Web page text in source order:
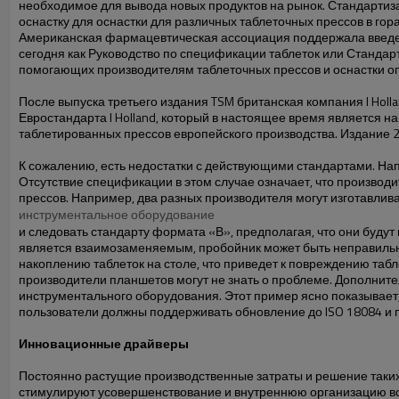
необходимое для вывода новых продуктов на рынок.
оснастку для оснастки для различных таблеточных прессов в
Американская фармацевтическая ассоциация поддержала
сегодня как Руководство по спецификации таблеток или
помогающих производителям таблеточных прессов и оснастки
После выпуска третьего издания TSM британская компания I
Евростандарта I Holland, который в настоящее время является
таблетированных прессов европейского производства.
К сожалению, есть недостатки с действующими стандартами.
Отсутствие спецификации в этом случае означает, что
прессов. Например, два разных производителя могут
инструментальное оборудование
и следовать стандарту формата «В», предполагая, что они
является взаимозаменяемым, пробойник может быть
накоплению таблеток на столе, что приведет к повреждению
производители планшетов могут не знать о проблеме.
инструментального оборудования. Этот пример ясно
пользователи должны поддерживать обновление до ISO 18084
Инновационные драйверы
Постоянно растущие производственные затраты и решение
стимулируют усовершенствование и внутреннюю организацию